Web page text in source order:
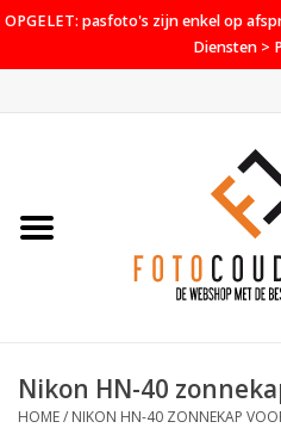
OPGELET: pasfoto's zijn enkel op
Diensten >
Home
PROMO
Nikon HN-40
HOME/ NIKON HN-40 ZONNEKAP